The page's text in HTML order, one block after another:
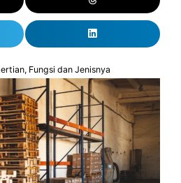
Fungsi dan Jenisnya